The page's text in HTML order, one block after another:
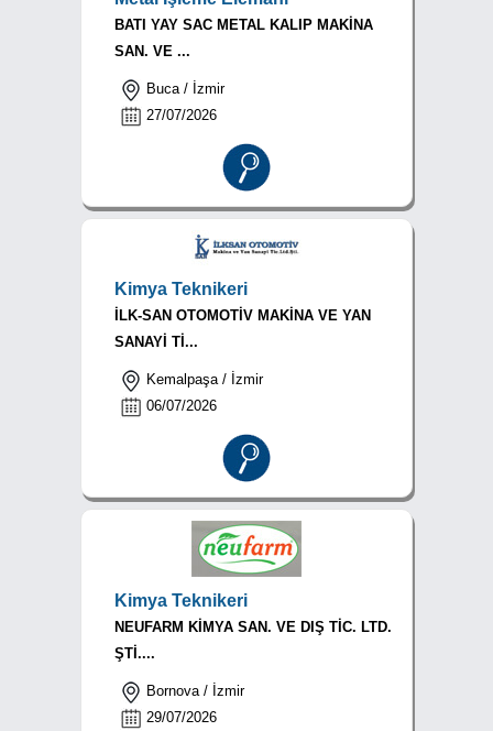
BATI YAY SAC METAL KALIP MAKİNA
SAN. VE ...
Buca / İzmir
27/07/2026
Kimya Teknikeri
İLK-SAN OTOMOTİV MAKİNA VE YAN
SANAYİ Tİ...
Kemalpaşa / İzmir
06/07/2026
Kimya Teknikeri
NEUFARM KİMYA SAN. VE DIŞ TİC. LTD.
ŞTİ....
Bornova / İzmir
29/07/2026